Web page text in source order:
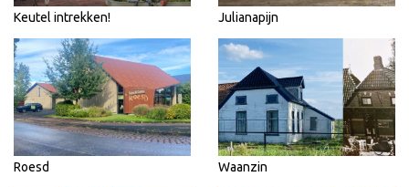
Keutel intrekken! Julianapijn
Roesd Waanzin